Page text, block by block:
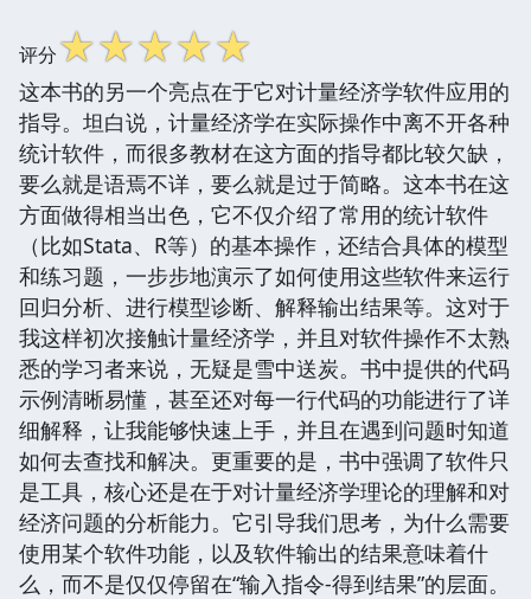
评分☆☆☆☆☆
这本书的另一个亮点在于它对计量经济学软件应用的
指导。坦白说，计量经济学在实际操作中离不开各种
统计软件，而很多教材在这方面的指导都比较欠缺，
要么就是语焉不详，要么就是过于简略。这本书在这
方面做得相当出色，它不仅介绍了常用的统计软件
（比如Stata、R等）的基本操作，还结合具体的模型
和练习题，一步步地演示了如何使用这些软件来运行
回归分析、进行模型诊断、解释输出结果等。这对于
我这样初次接触计量经济学，并且对软件操作不太熟
悉的学习者来说，无疑是雪中送炭。书中提供的代码
示例清晰易懂，甚至还对每一行代码的功能进行了详
细解释，让我能够快速上手，并且在遇到问题时知道
如何去查找和解决。更重要的是，书中强调了软件只
是工具，核心还是在于对计量经济学理论的理解和对
经济问题的分析能力。它引导我们思考，为什么需要
使用某个软件功能，以及软件输出的结果意味着什
么，而不是仅仅停留在“输入指令-得到结果”的层面。